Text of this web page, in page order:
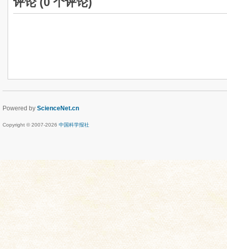
Powered by ScienceNet.cn
Copyright © 2007-2026 中国科学报社